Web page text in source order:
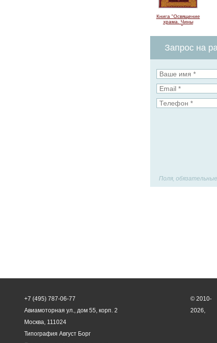
Книга "Освящение
храма. Чины
архиерейского
Запрос на
Поля,
+7 (495) 787-06-77
Авиамоторная ул., дом 55, корп. 2
Москва, 111024
© 2010-
2026,
Типография Август Борг